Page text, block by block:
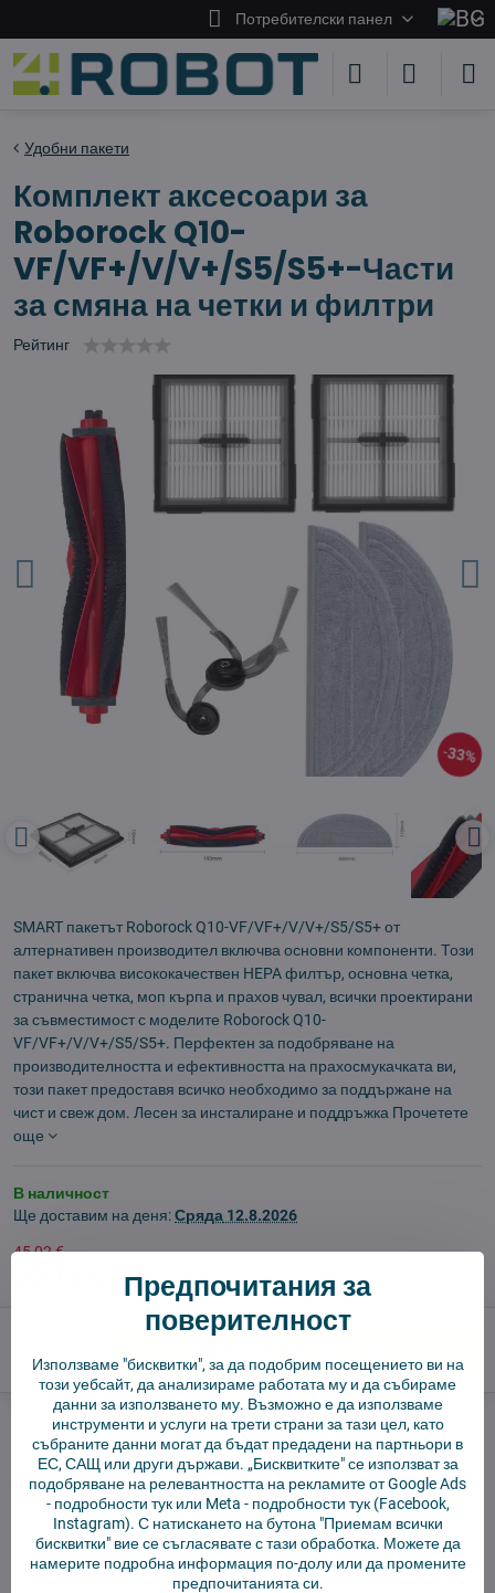
Потребителски панел
33%
Удобни пакети
Комплект аксесоари за
Roborock Q10-
VF/VF+/V/V+/S5/S5+-Части
за смяна на четки и филтри
Рейтинг
SMART пакетът Roborock Q10-VF/VF+/V/V+/S5/S5+ от
алтернативен производител включва основни компоненти. Този
пакет включва висококачествен HEPA филтър, основна четка,
странична четка, моп кърпа и прахов чувал, всички проектирани
за съвместимост с моделите Roborock Q10-
VF/VF+/V/V+/S5/S5+. Перфектен за подобряване на
производителността и ефективността на прахосмукачката ви,
този пакет предоставя всичко необходимо за поддържане на
чист и свеж дом. Лесен за инсталиране и поддръжка Прочетете
още
В наличност
Ще доставим на деня:Сряда 12.8.2026
45,02 €
Куче пазач Доставки
производител:4Robot
✅ Готов за изпращане веднага
✅ БЕЗПЛАТНА доставка над 55 EUR.
✅ 14 дни политика за връщане
Предпочитания за
поверителност
Използваме "бисквитки", за да подобрим посещението ви на
този уебсайт, да анализираме работата му и да събираме
данни за използването му. Възможно е да използваме
инструменти и услуги на трети страни за тази цел, като
събраните данни могат да бъдат предадени на партньори в
ЕС, САЩ или други държави. „Бисквитките" се използват за
подобряване на релевантността на рекламите от Google Ads
- подробности тукили Meta - подробности тук(Facebook,
Instagram). С натискането на бутона "Приемам всички
бисквитки" вие се съгласявате с тази обработка. Можете да
намерите подробна информация по-долу или да промените
предпочитанията си.